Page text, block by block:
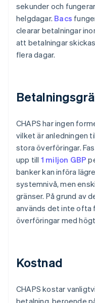
sekunder och
helgdagar. Bacs
clearar betalningar
att betalningar
flera dagar.
CHAPS har ingen
vilket är anledningen
stora överföringar.
upp till 1 miljon GBP
banker kan införa
systemnivå, men
gränser. På grund av
används det inte ofta
överföringar med
Kostnad
CHAPS kostar